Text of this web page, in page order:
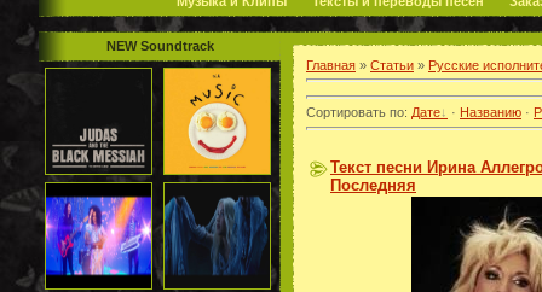
NEW Soundtrack
Главная » Статьи » Русские
Сортировать по: Дате · Названию ·
Текст песни Ирина
Последняя